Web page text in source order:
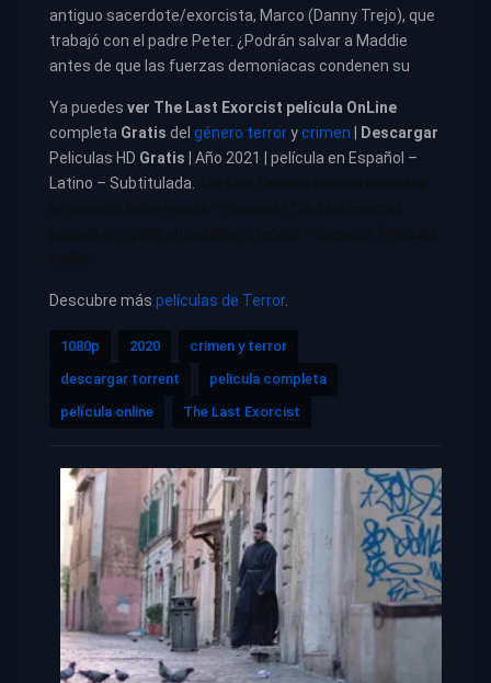
antiguo sacerdote/exorcista, Marco (Danny Trejo), que
trabajó con el padre Peter. ¿Podrán salvar a Maddie
antes de que las fuerzas demoníacas condenen su
Ya puedes ver The Last Exorcist película OnLine
completa Gratis del género terrorycrimen
Descargar
Peliculas HD Gratis | Año 2021 | película en Español –
Latino – Subtitulada.
Descubre más películas de Terror.
1080p 2020
crimen y terror
descargar torrent
pelicula completa
película online
The Last Exorcist